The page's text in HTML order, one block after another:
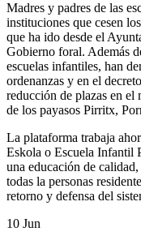
Madres y padres de las
instituciones que cesen
que ha ido desde el
Gobierno foral. Además
escuelas infantiles, han
ordenanzas y en el
reducción de plazas en
de los payasos Pirritx,
La plataforma trabaja
Eskola o Escuela Infantil
una educación de
todas la personas
retorno y defensa del
10 Jun